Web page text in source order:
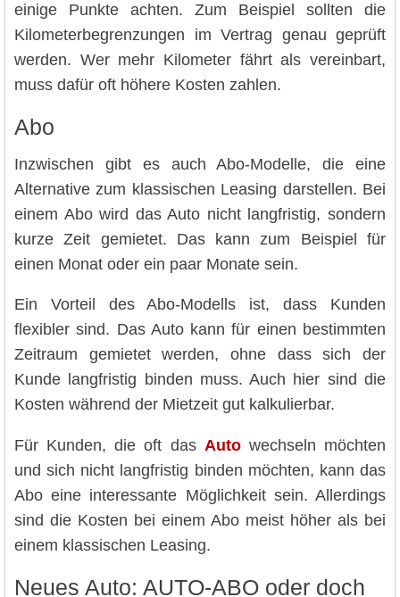
einige Punkte achten. Zum Beispiel sollten die
Kilometerbegrenzungen im Vertrag genau geprüft
werden. Wer mehr Kilometer fährt als vereinbart,
muss dafür oft höhere Kosten zahlen.
Abo
Inzwischen gibt es auch Abo-Modelle, die eine
Alternative zum klassischen Leasing darstellen. Bei
einem Abo wird das Auto nicht langfristig, sondern
kurze Zeit gemietet. Das kann zum Beispiel für
einen Monat oder ein paar Monate sein.
Ein Vorteil des Abo-Modells ist, dass Kunden
flexibler sind. Das Auto kann für einen bestimmten
Zeitraum gemietet werden, ohne dass sich der
Kunde langfristig binden muss. Auch hier sind die
Kosten während der Mietzeit gut kalkulierbar.
Für Kunden, die oft das Autowechseln möchten
und sich nicht langfristig binden möchten, kann das
Abo eine interessante Möglichkeit sein. Allerdings
sind die Kosten bei einem Abo meist höher als bei
einem klassischen Leasing.
Neues Auto: AUTO-ABO oder doch